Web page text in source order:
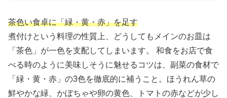
茶色い食卓に「緑・黄・赤」を足す
煮付けという料理の性質上、どうしてもメインのお皿は
「茶色」が一色を支配してしまいます。 和食をお店で食
べる時のように美味しそうに魅せるコツは、副菜の食材で
「緑・黄・赤」の3色を徹底的に補うこと。ほうれん草の
鮮やかな緑、かぼちゃや卵の黄色、トマトの赤などが少し